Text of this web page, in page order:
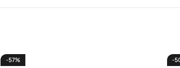
-57% -